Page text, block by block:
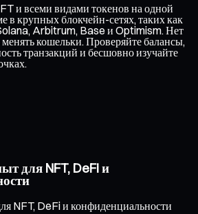
и всеми видами токенов на одной
в крупных блокчейн-сетях, таких как
Arbitrum, Base и Optimism. Нет
кошельки. Проверяйте балансы,
транзакций и бесшовно изучайте
для NFT, DeFi и
NFT, DeFi и конфиденциальности